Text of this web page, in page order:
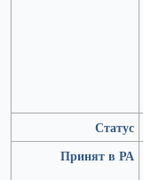
Статус
Принят в РА